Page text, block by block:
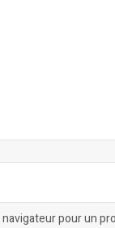
pour un